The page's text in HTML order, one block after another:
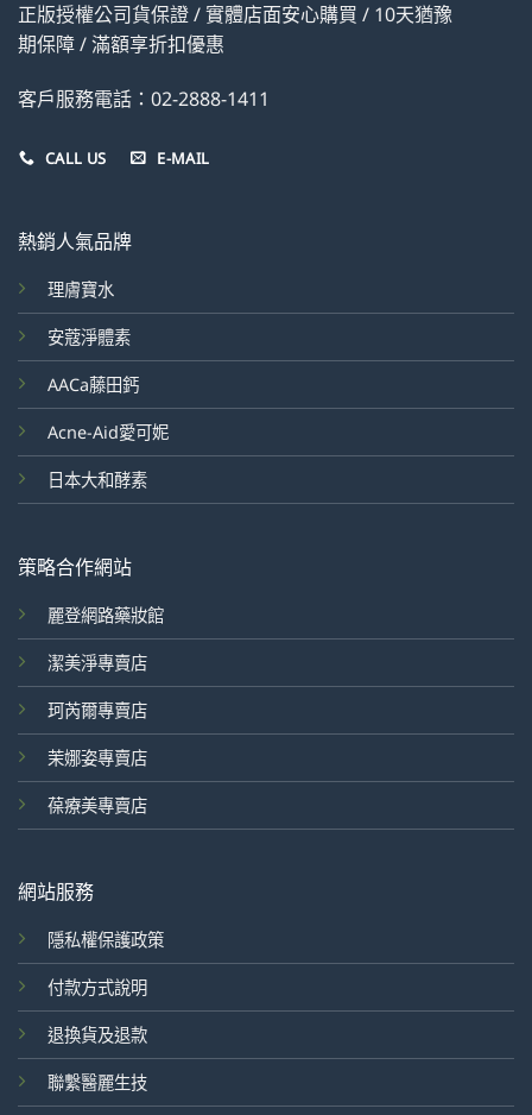
正版授權公司貨保證 / 實體店面安心購買 / 10天猶豫
期保障 / 滿額享折扣優惠
客戶服務電話：02-2888-1411
CALL US E-MAIL
熱銷人氣品牌
理膚寶水
安蔻淨體素
AACa藤田鈣
Acne-Aid愛可妮
日本大和酵素
策略合作網站
麗登網路藥妝館
潔美淨專賣店
珂芮爾專賣店
茉娜姿專賣店
葆療美專賣店
網站服務
隱私權保護政策
付款方式說明
退換貨及退款
聯繫醫麗生技